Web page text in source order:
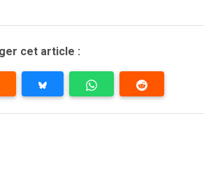
cet article :